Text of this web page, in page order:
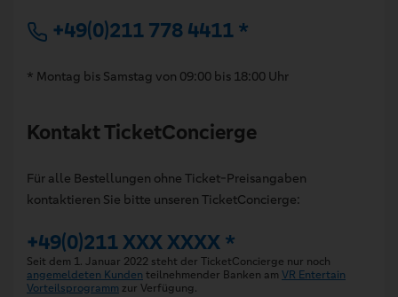
+49(0)211 778 4411 *
* Montag bis Samstag von 09:00 bis 18:00 Uhr
Kontakt TicketConcierge
Für alle Bestellungen ohne Ticket-Preisangaben
kontaktieren Sie bitte unseren TicketConcierge:
+49(0)211 XXX XXXX *
Seit dem 1. Januar 2022 steht der TicketConcierge nur noch
angemeldeten Kunden teilnehmender Banken am VR Entertain
Vorteilsprogramm zur Verfügung.